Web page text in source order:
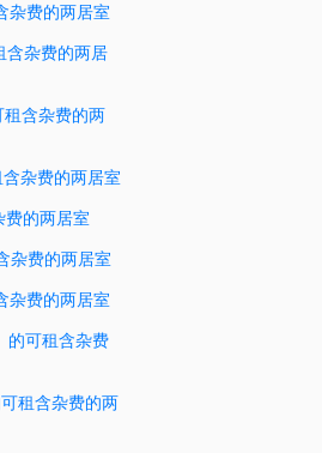
杂费的两居室
含杂费的两居
含杂费的两
杂费的两居室
的两居室
杂费的两居室
杂费的两居室
的可租含杂费
租含杂费的两